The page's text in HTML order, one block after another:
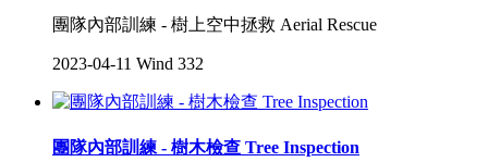
團隊內部訓練 - 樹上空中拯救 Aerial Rescue
2023-04-11 Wind 332
團隊內部訓練 - 樹木檢查 Tree Inspection